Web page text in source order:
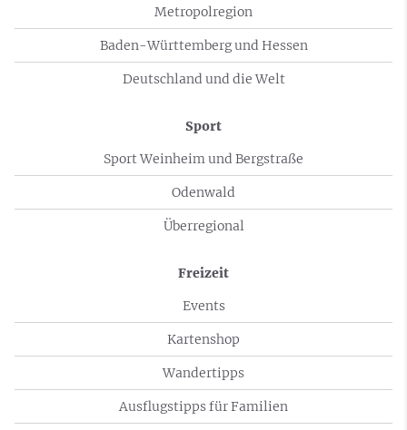
Metropolregion
Baden-Württemberg und Hessen
Deutschland und die Welt
Sport
Sport Weinheim und Bergstraße
Odenwald
Überregional
Freizeit
Events
Kartenshop
Wandertipps
Ausflugstipps für Familien